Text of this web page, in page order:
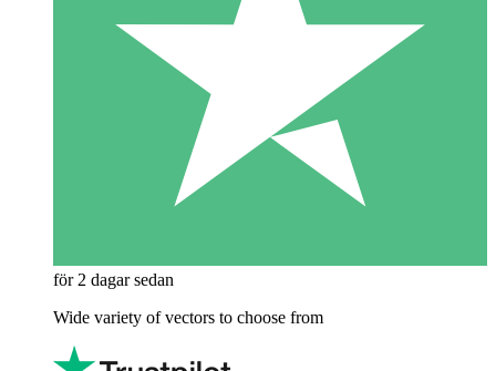
för 2 dagar sedan
Wide variety of vectors to choose from